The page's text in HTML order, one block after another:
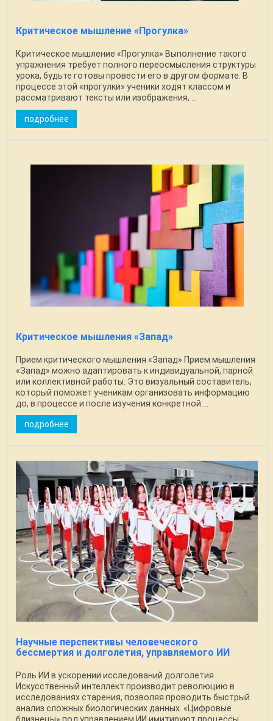
Критическое мышление «Прогулка»
Критическое мышление «Прогулка» Выполнение такого
упражнения требует полного переосмысления структуры
урока, будьте готовы провести его в другом формате. В
процессе этой «прогулки» ученики ходят классом и
рассматривают тексты или изображения, ...
подробнее
Критическое мышления «Запад»
Прием критического мышления «Запад» Прием мышления
«Запад» можно адаптировать к индивидуальной, парной
или коллективной работы. Это визуальный составитель,
который поможет ученикам организовать информацию
до, в процессе и после изучения конкретной ...
подробнее
Научные перспективы человеческого
бессмертия и долголетия, управляемого ИИ
Роль ИИ в ускорении исследований долголетия
Искусственный интеллект производит революцию в
исследованиях старения, позволяя проводить быстрый
анализ сложных биологических данных. «Цифровые